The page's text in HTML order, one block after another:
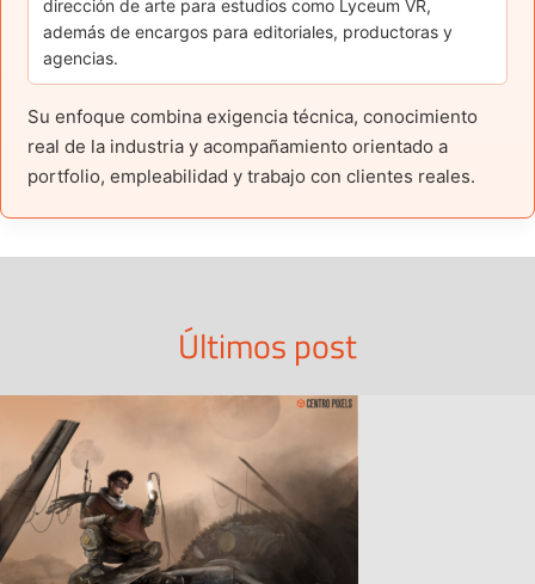
dirección de arte para estudios como Lyceum VR,
además de encargos para editoriales, productoras y
agencias.
Su enfoque combina exigencia técnica, conocimiento
real de la industria y acompañamiento orientado a
portfolio, empleabilidad y trabajo con clientes reales.
Últimos post